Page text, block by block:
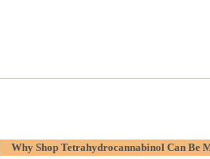
Why Shop Tetrahydrocannabinol Can Be